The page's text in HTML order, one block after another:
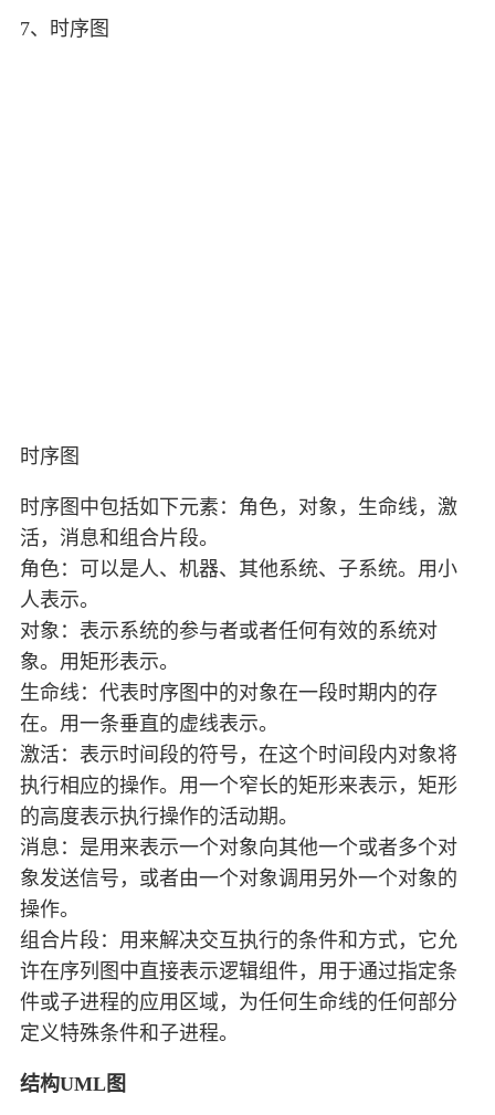
7、时序图
时序图
时序图中包括如下元素：角色，对象，生命线，激
活，消息和组合片段。
角色：可以是人、机器、其他系统、子系统。用小
人表示。
对象：表示系统的参与者或者任何有效的系统对
象。用矩形表示。
生命线：代表时序图中的对象在一段时期内的存
在。用一条垂直的虚线表示。
激活：表示时间段的符号，在这个时间段内对象将
执行相应的操作。用一个窄长的矩形来表示，矩形
的高度表示执行操作的活动期。
消息：是用来表示一个对象向其他一个或者多个对
象发送信号，或者由一个对象调用另外一个对象的
操作。
组合片段：用来解决交互执行的条件和方式，它允
许在序列图中直接表示逻辑组件，用于通过指定条
件或子进程的应用区域，为任何生命线的任何部分
定义特殊条件和子进程。
结构UML图